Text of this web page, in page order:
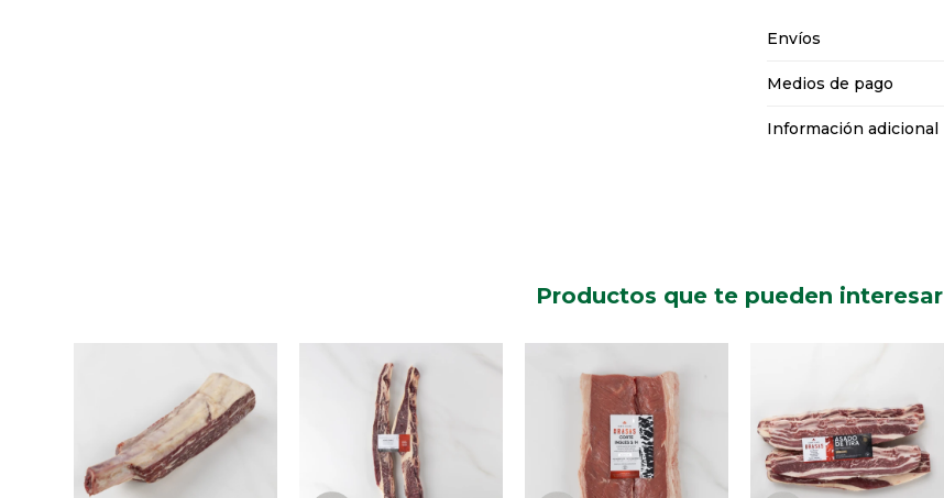
Envíos
Medios de pago
Información adicional
Productos que te pueden interesar